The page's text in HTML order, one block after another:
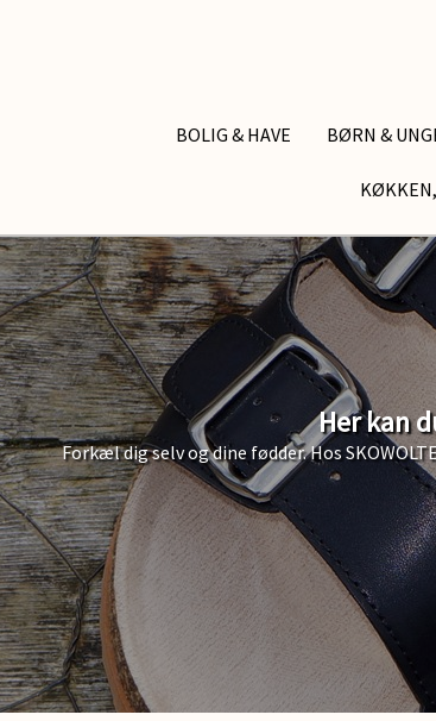
BOLIG & HAVE BØRN &
Her kan
Forkæl dig selv og dine fødder. Hos